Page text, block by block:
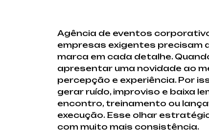
Agência de eventos
empresas exigentes precisam
marca em cada detalhe.
apresentar uma novidade ao
percepção e experiência. Por
gerar ruído, improviso e baixa
encontro, treinamento ou
execução. Esse olhar
com muito mais consistência.